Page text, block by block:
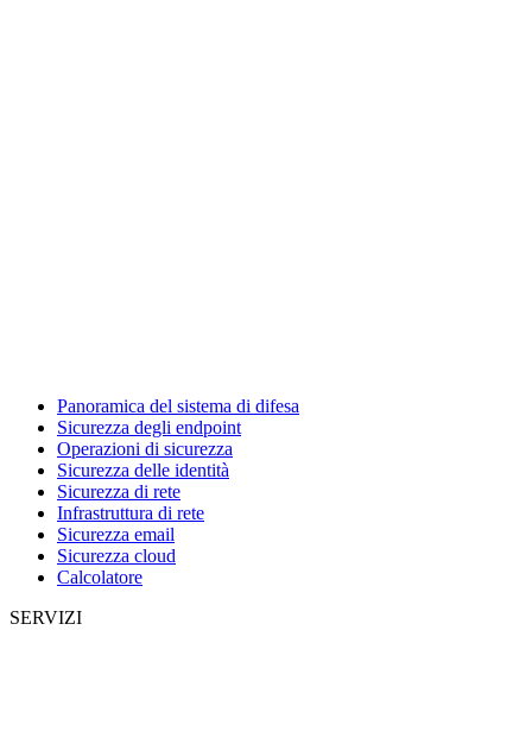
Panoramica del sistema di difesa
Sicurezza degli endpoint
Operazioni di sicurezza
Sicurezza delle identità
Sicurezza di rete
Infrastruttura di rete
Sicurezza email
Sicurezza cloud
Calcolatore
SERVIZI